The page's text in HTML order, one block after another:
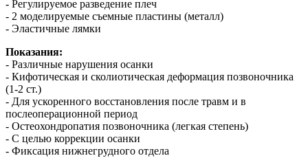
- Регулируемое разведение плеч
- 2 моделируемые съемные пластины (металл)
- Эластичные лямки
Показания:
- Различные нарушения осанки
- Кифотическая и сколиотическая деформация позвоночника
(1-2 ст.)
- Для ускоренного восстановления после травм и в
послеоперационной период
- Остеохондропатия позвоночника (легкая степень)
- С целью коррекции осанки
- Фиксация нижнегрудного отдела